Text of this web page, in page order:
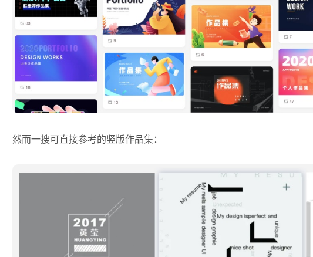
然而一搜可直接参考的竖版作品集：